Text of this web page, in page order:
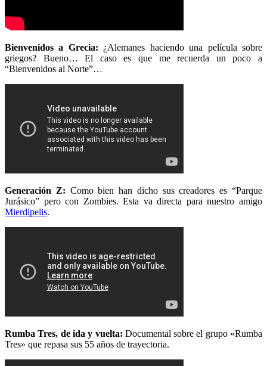
Bienvenidos a Grecia: ¿Alemanes haciendo una película sobre
griegos? Bueno… El caso es que me recuerda un poco a
“Bienvenidos al Norte”…
Generación Z: Como bien han dicho sus creadores es “Parque
Jurásico” pero con Zombies. Esta va directa para nuestro amigo
Mierdipelis.
Rumba Tres, de ida y vuelta: Documental sobre el grupo «Rumba
Tres» que repasa sus 55 años de trayectoria.